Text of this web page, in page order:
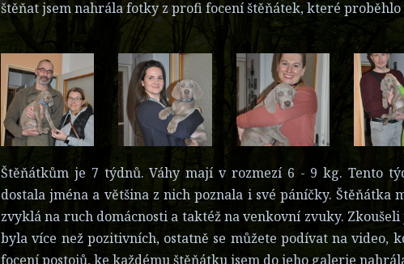
štěňat jsem nahrála fotky z profi focení štěňátek, které proběhlo
Štěňátkům je 7 týdnů. Váhy mají v rozmezí 6 - 9 kg. Tento
dostala jména a většina z nich poznala i své páníčky.
zvyklá na ruch domácnosti a taktéž na venkovní zvuky.
byla více než pozitivních, ostatně se můžete podívat na video,
focení postojů, ke každému štěňátku jsem do jeho galerie